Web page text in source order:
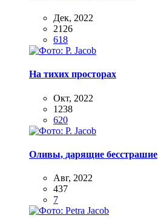
Дек, 2022
2126
618
На тихих просторах
Окт, 2022
1238
620
Оливы, дарящие бесстрашие
Авг, 2022
437
7